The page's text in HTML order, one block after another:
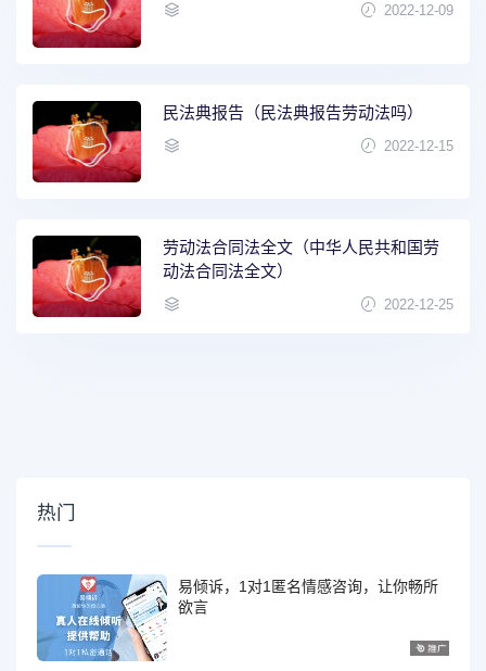
2022-12-09
民法典报告（民法典报告劳动法吗）
2022-12-15
劳动法合同法全文（中华人民共和国劳
动法合同法全文）
2022-12-25
热门
易倾诉，1对1匿名情感咨询，让你畅所
欲言